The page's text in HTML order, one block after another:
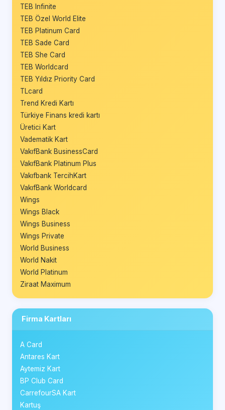
TEB Infinite
TEB Özel World Elite
TEB Platinum Card
TEB Sade Card
TEB She Card
TEB Worldcard
TEB Yıldız Priority Card
TLcard
Trend Kredi Kartı
Türkiye Finans kredi kartı
Üretici Kart
Vadematik Kart
VakıfBank BusinessCard
VakıfBank Platinum Plus
Vakıfbank TercihKart
VakıfBank Worldcard
Wings
Wings Black
Wings Business
Wings Private
World Business
World Nakit
World Platinum
Ziraat Maximum
Firma Kartları
A Card
Antares Kart
Aytemiz Kart
BP Club Card
CarrefourSA Kart
Kartuş